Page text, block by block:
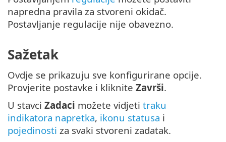
napredna pravila za stvoreni okidač.
Postavljanje regulacije nije obavezno.
Sažetak
Ovdje se prikazuju sve konfigurirane opcije.
Provjerite postavke i kliknite Završi.
U stavci Zadaci možete vidjeti traku
indikatora napretka, ikonu statusa i
pojedinosti za svaki stvoreni zadatak.